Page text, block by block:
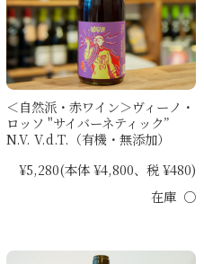
＜自然派・赤ワイン＞ヴィーノ・
ロッソ "サイバーネティック”
N.V. V.d.T.（有機・無添加）
¥5,280(本体 ¥4,800、税 ¥480)
在庫 ○